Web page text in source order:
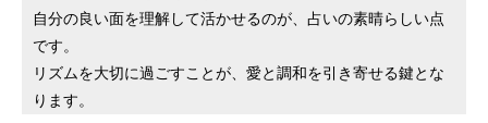
自分の良い面を理解して活かせるのが、占いの素晴らしい点
です。
リズムを大切に過ごすことが、愛と調和を引き寄せる鍵とな
ります。